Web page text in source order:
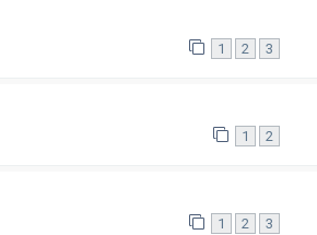
1 2 3
1 2
1 2 3